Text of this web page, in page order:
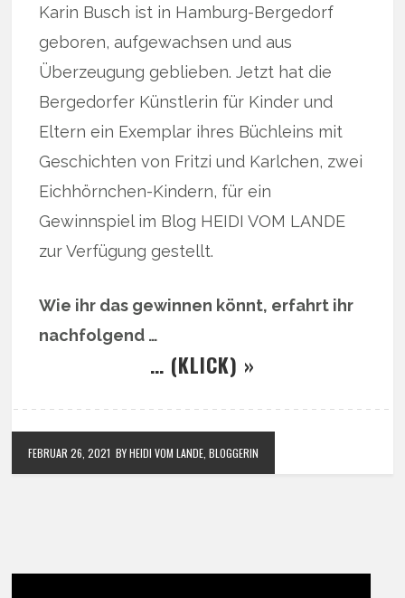
Karin Busch ist in Hamburg-Bergedorf
geboren, aufgewachsen und aus
Überzeugung geblieben. Jetzt hat die
Bergedorfer Künstlerin für Kinder und
Eltern ein Exemplar ihres Büchleins mit
Geschichten von Fritzi und Karlchen, zwei
Eichhörnchen-Kindern, für ein
Gewinnspiel im Blog HEIDI VOM LANDE
zur Verfügung gestellt.
Wie ihr das gewinnen könnt, erfahrt ihr
nachfolgend …
… (KLICK) »
FEBRUAR 26, 2021 BY HEIDI VOM LANDE, BLOGGERIN